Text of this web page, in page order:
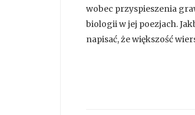
wobec przyspieszenia
biologii w jej poezjach.
napisać, że większość